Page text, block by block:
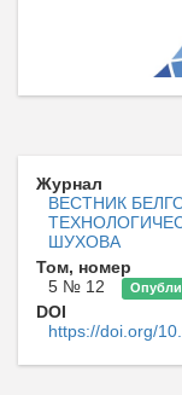
Журнал
ВЕСТНИК
ШУХОВА
Том, номер
5 № 12
DOI
https://doi.org/